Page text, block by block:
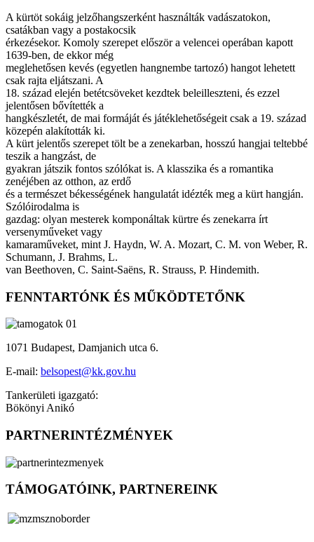
A kürtöt sokáig jelzőhangszerként használták vadászatokon,
csatákban vagy a postakocsik
érkezésekor. Komoly szerepet először a velencei operában kapott
1639-ben, de ekkor még
meglehetősen kevés (egyetlen hangnembe tartozó) hangot lehetett
csak rajta eljátszani. A
18. század elején betétcsöveket kezdtek beleilleszteni, és ezzel
jelentősen bővítették a
hangkészletét, de mai formáját és játéklehetőségeit csak a 19. század
közepén alakították ki.
A kürt jelentős szerepet tölt be a zenekarban, hosszú hangjai teltebbé
teszik a hangzást, de
gyakran játszik fontos szólókat is. A klasszika és a romantika
zenéjében az otthon, az erdő
és a természet békességének hangulatát idézték meg a kürt hangján.
Szólóirodalma is
gazdag: olyan mesterek komponáltak kürtre és zenekarra írt
versenyműveket vagy
kamaraműveket, mint J. Haydn, W. A. Mozart, C. M. von Weber, R.
Schumann, J. Brahms, L.
van Beethoven, C. Saint-Saëns, R. Strauss, P. Hindemith.
FENNTARTÓNK ÉS MŰKÖDTETŐNK
1071 Budapest, Damjanich utca 6.
E-mail: belsopest@kk.gov.hu
Tankerületi igazgató:
Bökönyi Anikó
PARTNERINTÉZMÉNYEK
TÁMOGATÓINK, PARTNEREINK